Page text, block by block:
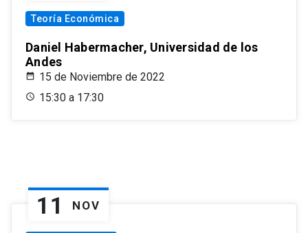
Teoría Económica
Daniel Habermacher, Universidad de los
Andes
15 de Noviembre de 2022
15:30 a 17:30
11 NOV